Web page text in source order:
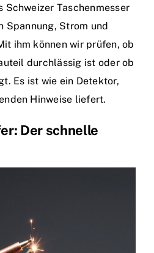
Schweizer Taschenmesser
Spannung, Strom und
ihm können wir prüfen, ob
durchlässig ist oder ob
Es ist wie ein Detektor,
Hinweise liefert.
Der schnelle